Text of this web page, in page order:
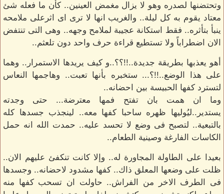
وتحتضنها لصدره وهو لا يزال مغمض العينين.. كأن ما فعله شئ
معتاد يقوم به كل ليلة.. والغريب انها لا ترى اى اثرعلى ملامحه
ينبأ بتأثره.. فقط استكانة عجيبة لملامح وجهه.. وهى التى تنتفض
الان اضطراباً ولا تستطيع قراءة حرف واحد دون تلعثم..
أهو يعذبها بطريقة جديدة..!!؟؟..و كيف يريدها الاستمرار.. وهما
على هذا الوضع..!!؟... ستخبره بأنها تعبت.. وهاجمها النعاس
لتسترد كفها الحبيسة بين احضانه..
وما ان همت بان تفتح فمها معترضة... حتى وجدته
يستدير..ليُوليها ظهره ساحبا كفها معه.. لينجذب جسدها كله
بالتبعية.. لتصبح فى وضع لا تحسد عليه.. حمدت الله انه حمل
الكاسات الفارغة وصينية الطعام..
بعيدا على الطاولة المجاورة له.. وإلا كانت تنكفئ عليهم الان..
ظلت على وضعها المعلق ذاك.. كفها مشدود لاحضانه.. وجسدها
فى الطرف الاخر من الفراش.. حاولت ان تسحب كفها منه